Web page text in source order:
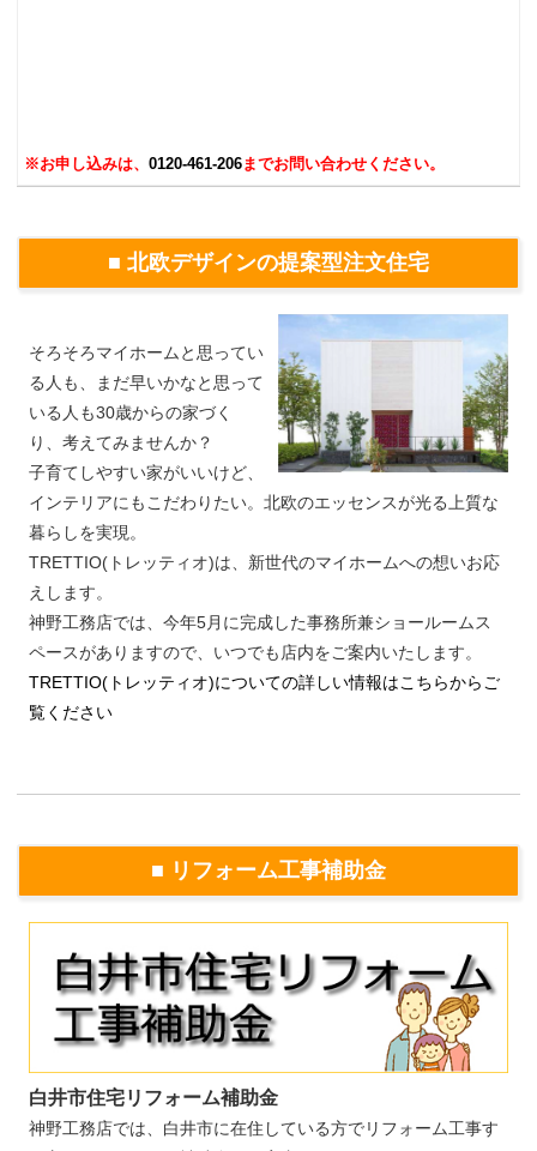
※お申し込みは、0120-461-206までお問い合わせください。
■ 北欧デザインの提案型注文住宅
そろそろマイホームと思ってい
る人も、まだ早いかなと思って
いる人も30歳からの家づく
り、考えてみませんか？
子育てしやすい家がいいけど、
インテリアにもこだわりたい。北欧のエッセンスが光る上質な
暮らしを実現。
TRETTIO(トレッティオ)は、新世代のマイホームへの想いお応
えします。
神野工務店では、今年5月に完成した事務所兼ショールームス
ペースがありますので、いつでも店内をご案内いたします。
TRETTIO(トレッティオ)についての詳しい情報はこちらからご
覧ください
■ リフォーム工事補助金
白井市住宅リフォーム補助金
神野工務店では、白井市に在住している方でリフォーム工事す